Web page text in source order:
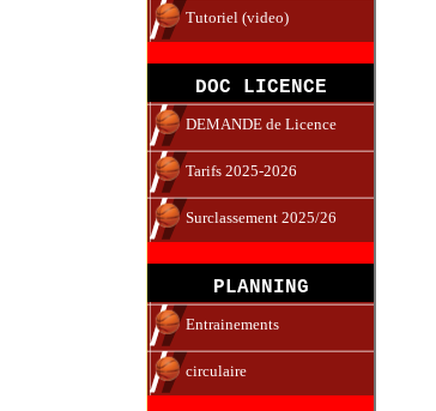
Tutoriel (video)
DOC LICENCE
DEMANDE de Licence
Tarifs 2025-2026
Surclassement 2025/26
PLANNING
Entrainements
circulaire